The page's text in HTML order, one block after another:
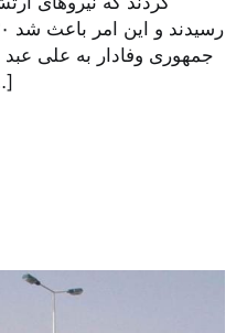
جمهوری وفادار به علی
یمن به